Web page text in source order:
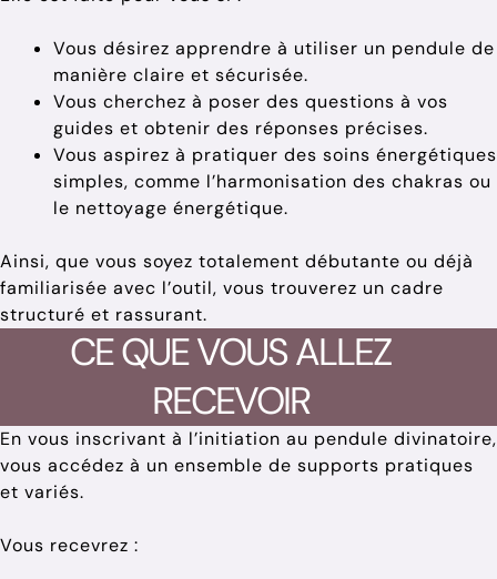
Vous désirez apprendre à utiliser un pendule de
manière claire et sécurisée.
Vous cherchez à poser des questions à vos
guides et obtenir des réponses précises.
Vous aspirez à pratiquer des soins énergétiques
simples, comme l’harmonisation des chakras ou
le nettoyage énergétique.
Ainsi, que vous soyez totalement débutante ou déjà
familiarisée avec l’outil, vous trouverez un cadre
structuré et rassurant.
CE QUE VOUS ALLEZ
RECEVOIR
En vous inscrivant à l’initiation au pendule divinatoire,
vous accédez à un ensemble de supports pratiques
et variés.
Vous recevrez :